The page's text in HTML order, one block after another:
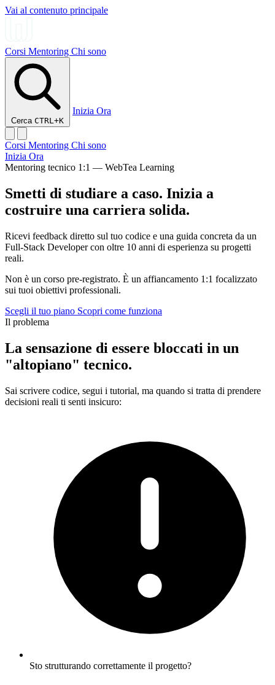
Vai al contenuto principale
Corsi Mentoring Chi sono
Cerca CTRL+K
Inizia Ora
Corsi Mentoring Chi sono
Inizia Ora
Mentoring tecnico 1:1 — WebTea Learning
Smetti di studiare a caso. Inizia a
costruire una carriera solida.
Ricevi feedback diretto sul tuo codice e una guida concreta da un
Full-Stack Developer con oltre 10 anni di esperienza su progetti
reali.
Non è un corso pre-registrato. È un affiancamento 1:1 focalizzato
sui tuoi obiettivi professionali.
Scegli il tuo piano Scopri come funziona
Il problema
La sensazione di essere bloccati in un
"altopiano" tecnico.
Sai scrivere codice, segui i tutorial, ma quando si tratta di prendere
decisioni reali ti senti insicuro:
Sto strutturando correttamente il progetto?